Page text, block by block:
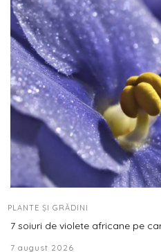
PLANTE ȘI GRĂDINI
7 soiuri de violete africane pe
7 august 2026